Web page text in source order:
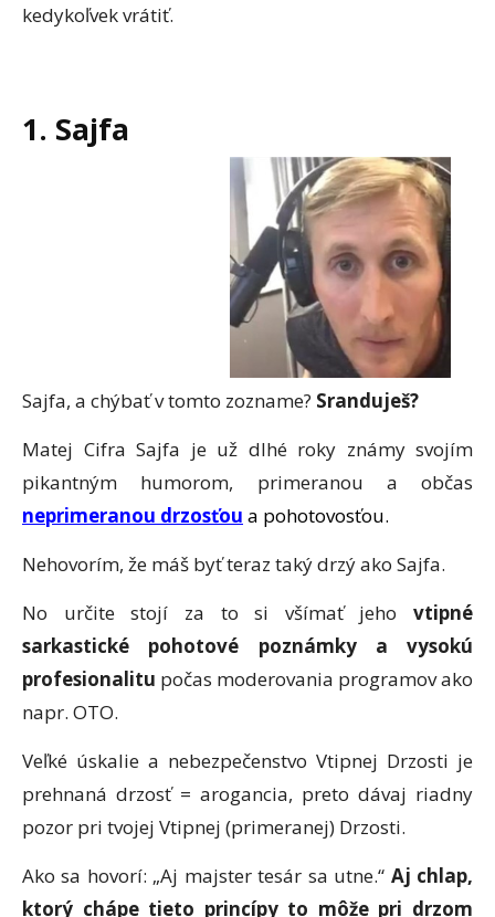
kedykoľvek vrátiť.
1. Sajfa
Sajfa, a chýbať v tomto zozname? Sranduješ?
Matej Cifra Sajfa je už dlhé roky známy svojím
pikantným humorom, primeranou a občas
neprimeranou drzosťou a pohotovosťou.
Nehovorím, že máš byť teraz taký drzý ako Sajfa.
No určite stojí za to si všímať jeho vtipné
sarkastické pohotové poznámky a vysokú
profesionalitu počas moderovania programov ako
napr. OTO.
Veľké úskalie a nebezpečenstvo Vtipnej Drzosti je
prehnaná drzosť = arogancia, preto dávaj riadny
pozor pri tvojej Vtipnej (primeranej) Drzosti.
Ako sa hovorí: „Aj majster tesár sa utne.“ Aj chlap,
ktorý chápe tieto princípy to môže pri drzom